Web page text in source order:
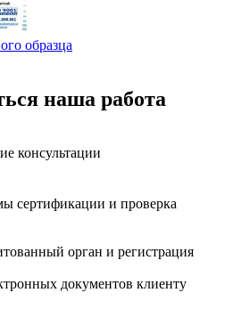
образца
наша работа
консультации
сертификации и проверка
орган и регистрация
документов клиенту